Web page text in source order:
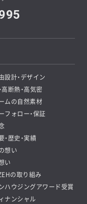
設計・デザイン
高断熱・高気密
ムの自然素材
フォロー・保証
・歴史・実績
想い
い
の取り組み
ハウジングアワード受賞
ナンシャル